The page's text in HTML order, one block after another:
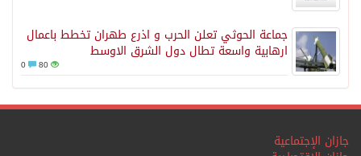
جماعة الحوثي تعلن الحرب و اذرع طهران تخطط باعمال
ارهابية واسعة تطال دول الشرق الاوسط
80
جازان الإجتماعية